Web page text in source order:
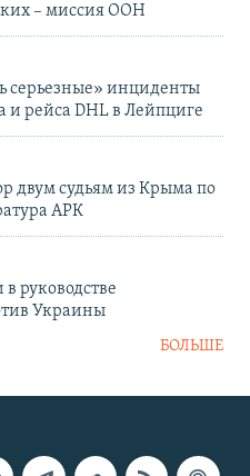
– миссия ООН
серьезные» инциденты
и рейса DHL в Лейпциге
двум судьям из Крыма по
АРК
руководстве
Украины
БОЛЬШЕ